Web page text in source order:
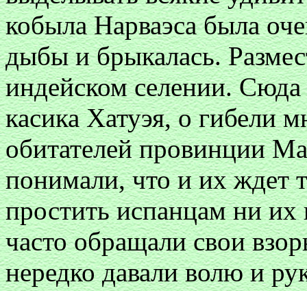
кобыла Нарваэса была
дыбы и брыкалась.
индейском селении.
касика Хатуэя, о гибели
обитателей провинции
понимали, что и их ждет
простить испанцам ни их
часто обращали свои
нередко давали волю и